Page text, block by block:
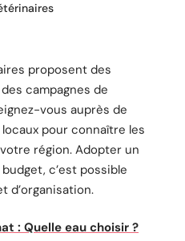
proposent des
campagnes de
vous auprès de
pour connaître les
région. Adopter un
c’est possible
d’organisation.
: Quelle eau choisir ?